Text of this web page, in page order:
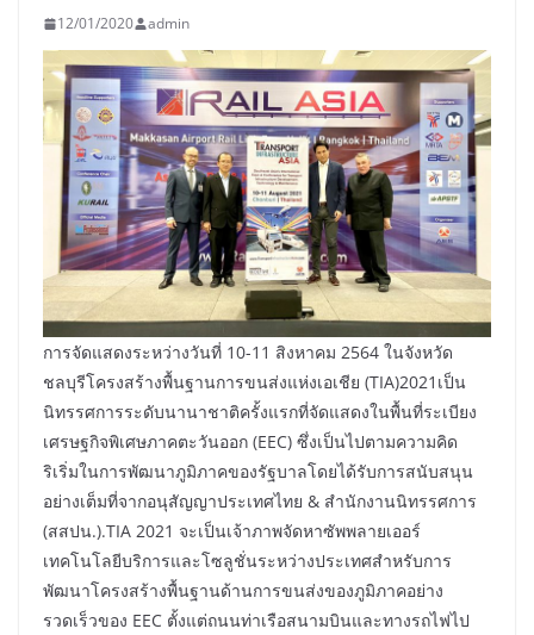
12/01/2020 admin
การจัดแสดงระหว่างวันที่ 10-11 สิงหาคม 2564 ในจังหวัด
ชลบุรีโครงสร้างพื้นฐานการขนส่งแห่งเอเชีย (TIA)2021เป็น
นิทรรศการระดับนานาชาติครั้งแรกที่จัดแสดงในพื้นที่ระเบียง
เศรษฐกิจพิเศษภาคตะวันออก (EEC) ซึ่งเป็นไปตามความคิด
ริเริ่มในการพัฒนาภูมิภาคของรัฐบาลโดยได้รับการสนับสนุน
อย่างเต็มที่จากอนุสัญญาประเทศไทย & สำนักงานนิทรรศการ
(สสปน.).TIA 2021 จะเป็นเจ้าภาพจัดหาซัพพลายเออร์
เทคโนโลยีบริการและโซลูชั่นระหว่างประเทศสำหรับการ
พัฒนาโครงสร้างพื้นฐานด้านการขนส่งของภูมิภาคอย่าง
รวดเร็วของ EEC ตั้งแต่ถนนท่าเรือสนามบินและทางรถไฟไป